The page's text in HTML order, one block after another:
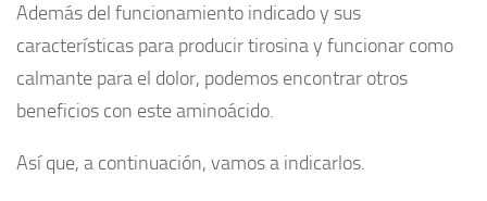
Además del funcionamiento indicado y sus
características para producir tirosina y funcionar como
calmante para el dolor, podemos encontrar otros
beneficios con este aminoácido.
Así que, a continuación, vamos a indicarlos.